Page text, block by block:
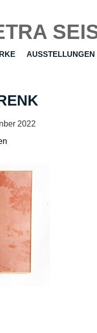
AUSSTELLUNGEN
2022